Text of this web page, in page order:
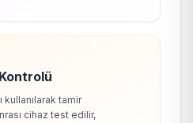
kullanılarak tamir
cihaz test edilir,